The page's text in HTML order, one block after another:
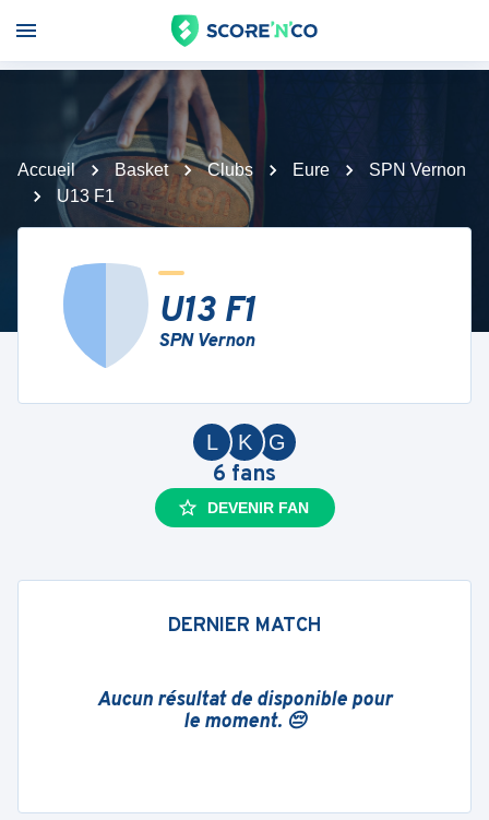
Accueil Basket Clubs Eure
SPN Vernon
U13 F1
U13 F1
SPN Vernon
G
K
L
6 fans
DEVENIR FAN
DERNIER MATCH
Aucun résultat de disponible pour
le moment. 😔